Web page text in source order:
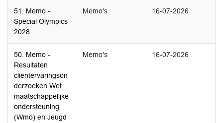
51. Memo -
Special Olympics
2028
Memo's 16-07-2026
50. Memo -
Resultaten
cliëntervaringson
derzoeken Wet
maatschappelijke
ondersteuning
(Wmo) en Jeugd
Memo's 16-07-2026